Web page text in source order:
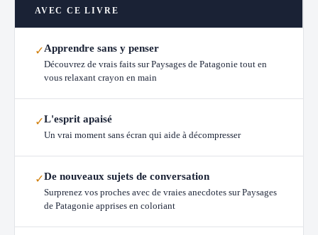
AVEC CE LIVRE
✓Apprendre sans y penser
Découvrez de vrais faits sur Paysages de Patagonie tout en
vous relaxant crayon en main
✓L'esprit apaisé
Un vrai moment sans écran qui aide à décompresser
✓De nouveaux sujets de conversation
Surprenez vos proches avec de vraies anecdotes sur Paysages
de Patagonie apprises en coloriant